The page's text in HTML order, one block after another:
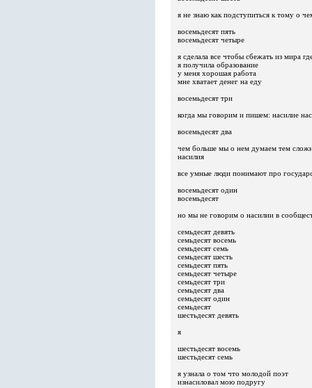
я не знаю как подступиться к тому о
восемьдесят пять
восемьдесят четыре
я сделала все чтобы сбежать из мира
я получила образование
у меня хорошая работа
мне хватает денег на еду
восемьдесят три
когда мы говорим и пишем: насилие
восемьдесят два
чем больше мы о нем думаем тем
насилия
все умные люди понимают про
восемьдесят один
восемьдесят
но мы не говорим о насилии в
семьдесят девять
семьдесят восемь
семьдесят семь
семьдесят шесть
семьдесят пять
семьдесят четыре
семьдесят три
семьдесят два
семьдесят один
семьдесят
шестьдесят девять
я
шестьдесят восемь
шестьдесят семь
я узнала о том что молодой поэт
изнасиловал мою подругу